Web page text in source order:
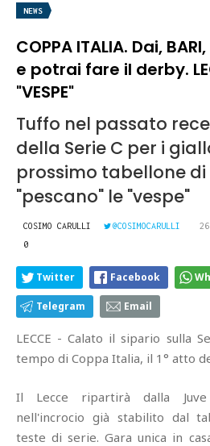
NEWS
COPPA ITALIA. Dai,
e potrai fare il derby.
"VESPE"
Tuffo nel passato
della Serie C per i
prossimo tabellone
"pescano" le "vespe"
COSIMO CARULLI @COSIMOCARULLI
0
Twitter Facebook
Telegram Email
LECCE - Calato il sipario sulla
tempo di Coppa Italia, il 1° atto
Il Lecce ripartirà dalla
nell'incrocio già stabilito dal
teste di serie. Gara unica in